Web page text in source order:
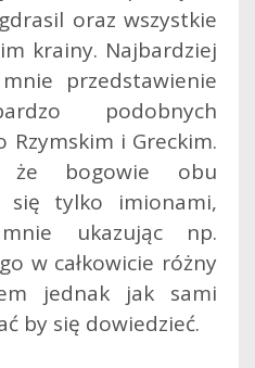
oraz wszystkie
krainy. Najbardziej
przedstawienie
podobnych
i Greckim.
że bogowie obu
się tylko imionami,
ukazując np.
w całkowicie różny
jednak jak sami
by się dowiedzieć.